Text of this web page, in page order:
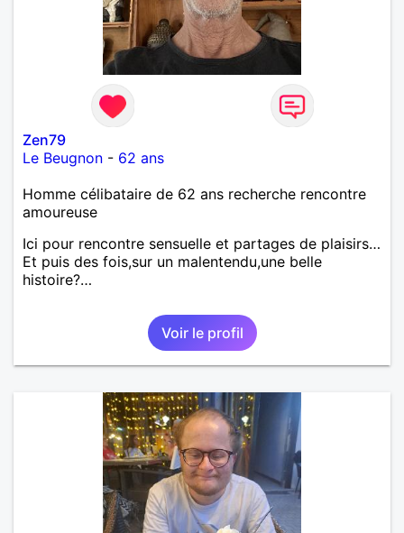
Zen79
Le Beugnon - 62 ans
Homme célibataire de 62 ans recherche rencontre
amoureuse
Ici pour rencontre sensuelle et partages de plaisirs…
Et puis des fois,sur un malentendu,une belle
histoire?…
Voir le profil